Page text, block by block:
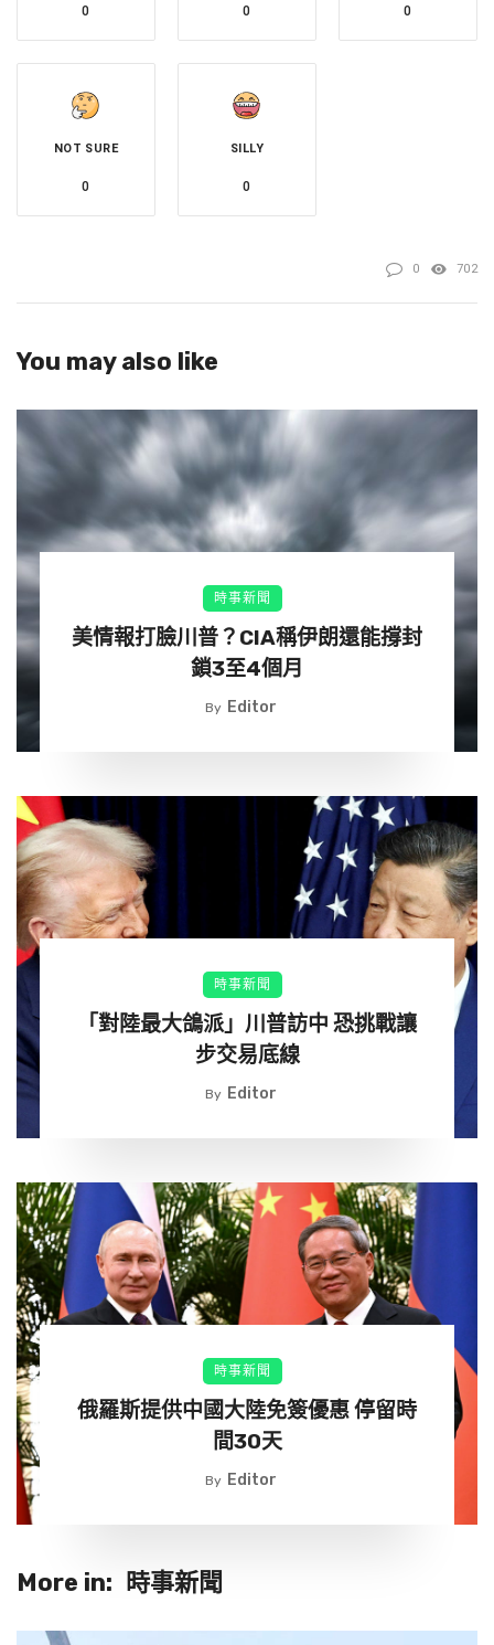
他說「我們確實需要與歐盟拉近距離」， 「所有分析都清
楚地表明，我們達成的（脫歐）協議，損害了我們的經濟。
正因如此，我們必須重建並重塑與歐盟的關係。」
候的改革嘗試均以失敗告終。他說：「我們必須對其進行改
革；而且面對一個現實：現行的福利政策不僅使人們陷入貧
0 0 0
NOT SURE
0
SILLY
0
0 702
You may also like
時事新聞
美情報打臉川普？CIA稱伊朗還能撐封
鎖3至4個月
By Editor
時事新聞
「對陸最大鴿派」川普訪中 恐挑戰讓
步交易底線
By Editor
時事新聞
俄羅斯提供中國大陸免簽優惠 停留時
間30天
By Editor
More in: 時事新聞